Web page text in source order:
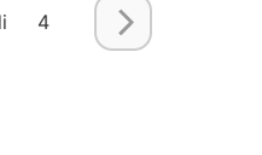
4